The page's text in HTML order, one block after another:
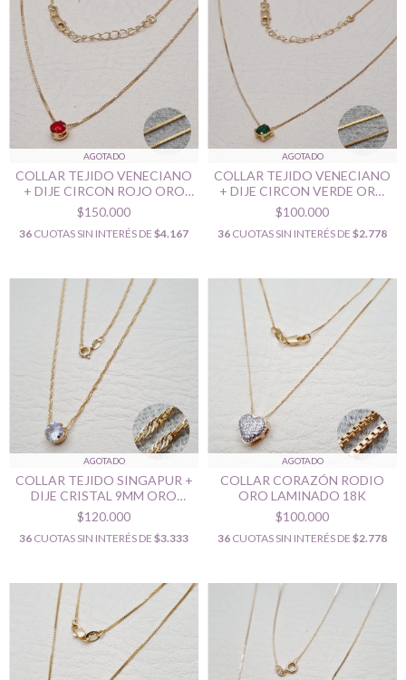
AGOTADO
COLLAR TEJIDO VENECIANO
+ DIJE CIRCON ROJO ORO
LAMINADO 18K
$150.000
36 CUOTAS SIN INTERÉS DE $4.167
AGOTADO
COLLAR TEJIDO VENECIANO
+ DIJE CIRCON VERDE ORO
LAMINADO 18K
$100.000
36 CUOTAS SIN INTERÉS DE $2.778
AGOTADO
COLLAR TEJIDO SINGAPUR +
DIJE CRISTAL 9MM ORO
LAMINADO 18K
$120.000
36 CUOTAS SIN INTERÉS DE $3.333
AGOTADO
COLLAR CORAZÓN RODIO
ORO LAMINADO 18K
$100.000
36 CUOTAS SIN INTERÉS DE $2.778